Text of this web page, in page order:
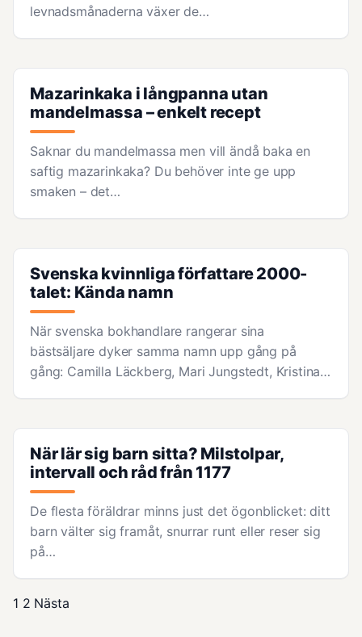
levnadsmånaderna växer de…
Mazarinkaka i långpanna utan
mandelmassa – enkelt recept
Saknar du mandelmassa men vill ändå baka en
saftig mazarinkaka? Du behöver inte ge upp
smaken – det…
Svenska kvinnliga författare 2000-
talet: Kända namn
När svenska bokhandlare rangerar sina
bästsäljare dyker samma namn upp gång på
gång: Camilla Läckberg, Mari Jungstedt, Kristina…
När lär sig barn sitta? Milstolpar,
intervall och råd från 1177
De flesta föräldrar minns just det ögonblicket: ditt
barn välter sig framåt, snurrar runt eller reser sig
på…
1 2 Nästa